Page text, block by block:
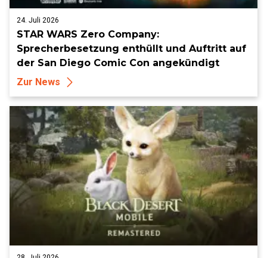
24. Juli 2026
STAR WARS Zero Company:
Sprecherbesetzung enthüllt und Auftritt auf
der San Diego Comic Con angekündigt
Zur News